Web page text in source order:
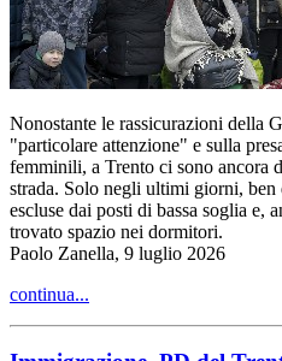
Nonostante le rassicurazioni della
"particolare attenzione" e sulla
femminili, a Trento ci sono ancora
strada. Solo negli ultimi giorni, ben
escluse dai posti di bassa soglia e,
trovato spazio nei dormitori.
Paolo Zanella, 9 luglio 2026
continua...